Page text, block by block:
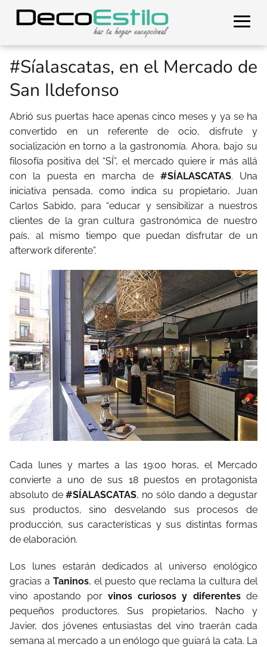
#Síalascatas, en el Mercado de
San Ildefonso
Abrió sus puertas hace apenas cinco meses y ya se ha
convertido en un referente de ocio, disfrute y
socialización en torno a la gastronomía. Ahora, bajo su
filosofía positiva del “SÍ”, el mercado quiere ir más allá
con la puesta en marcha de #SÍALASCATAS. Una
iniciativa pensada, como indica su propietario, Juan
Carlos Sabido, para “educar y sensibilizar a nuestros
clientes de la gran cultura gastronómica de nuestro
país, al mismo tiempo que puedan disfrutar de un
afterwork diferente”.
Cada lunes y martes a las 19:00 horas, el Mercado
convierte a uno de sus 18 puestos en protagonista
absoluto de#SÍALASCATAS, no sólo dando a degustar
sus productos, sino desvelando sus procesos de
producción, sus características y sus distintas formas
de elaboración.
Los lunes estarán dedicados al universo enológico
gracias a Taninos, el puesto que reclama la cultura del
vino apostando por vinos curiosos y diferentesde
pequeños productores. Sus propietarios, Nacho y
Javier, dos jóvenes entusiastas del vino traerán cada
semana al mercado a un enólogo que guiará la cata. La